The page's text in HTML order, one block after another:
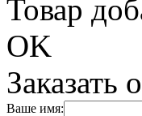
Товар
OK
Заказать
Ваше имя: